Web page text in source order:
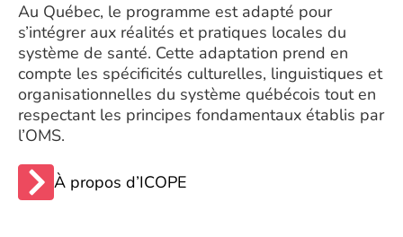
Au Québec, le programme est adapté pour
s’intégrer aux réalités et pratiques locales du
système de santé. Cette adaptation prend en
compte les spécificités culturelles, linguistiques et
organisationnelles du système québécois tout en
respectant les principes fondamentaux établis par
l’OMS.
À propos d’ICOPE